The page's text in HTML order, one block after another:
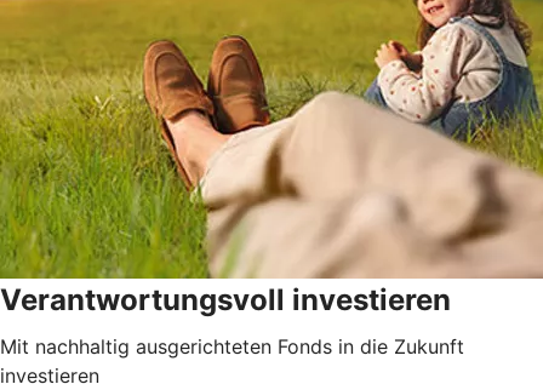
Verantwortungsvoll investieren
Mit nachhaltig ausgerichteten Fonds in die Zukunft
investieren